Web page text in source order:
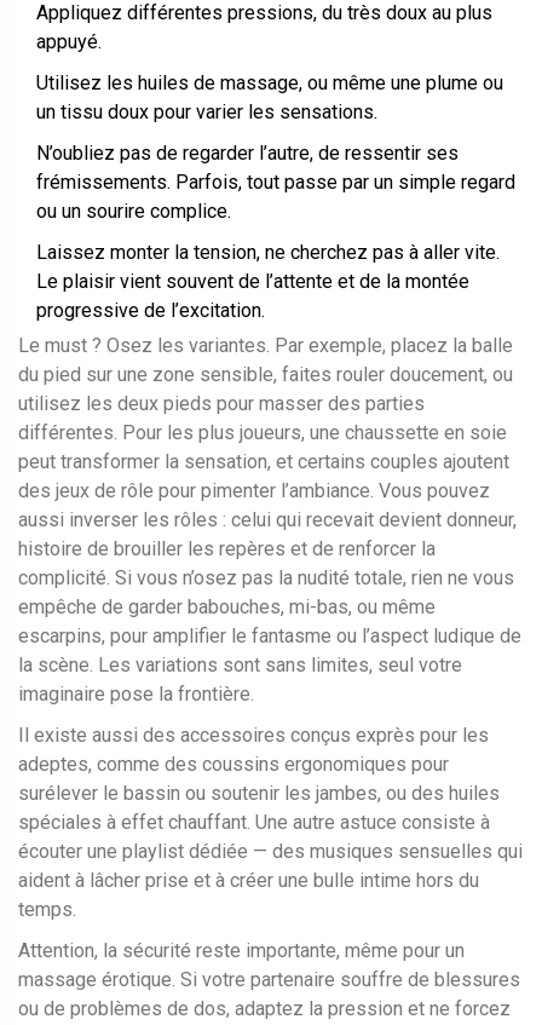
Appliquez différentes pressions, du très doux au plus
appuyé.
Utilisez les huiles de massage, ou même une plume ou
un tissu doux pour varier les sensations.
N’oubliez pas de regarder l’autre, de ressentir ses
frémissements. Parfois, tout passe par un simple regard
ou un sourire complice.
Laissez monter la tension, ne cherchez pas à aller vite.
Le plaisir vient souvent de l’attente et de la montée
progressive de l’excitation.
Le must ? Osez les variantes. Par exemple, placez la balle
du pied sur une zone sensible, faites rouler doucement, ou
utilisez les deux pieds pour masser des parties
différentes. Pour les plus joueurs, une chaussette en soie
peut transformer la sensation, et certains couples ajoutent
des jeux de rôle pour pimenter l’ambiance. Vous pouvez
aussi inverser les rôles : celui qui recevait devient donneur,
histoire de brouiller les repères et de renforcer la
complicité. Si vous n’osez pas la nudité totale, rien ne vous
empêche de garder babouches, mi-bas, ou même
escarpins, pour amplifier le fantasme ou l’aspect ludique de
la scène. Les variations sont sans limites, seul votre
imaginaire pose la frontière.
Il existe aussi des accessoires conçus exprès pour les
adeptes, comme des coussins ergonomiques pour
surélever le bassin ou soutenir les jambes, ou des huiles
spéciales à effet chauffant. Une autre astuce consiste à
écouter une playlist dédiée — des musiques sensuelles qui
aident à lâcher prise et à créer une bulle intime hors du
temps.
Attention, la sécurité reste importante, même pour un
massage érotique. Si votre partenaire souffre de blessures
ou de problèmes de dos, adaptez la pression et ne forcez